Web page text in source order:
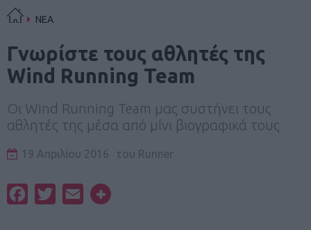
ΝΕΑ
Γνωρίστε τους αθλητές της
Wind Running Team
Οι Wind Running Team μας συστήνει τους
αθλητές της μέσα από μίνι βιογραφικά τους
19 Απριλίου 2016 του Runner
FacebookTwitterEmail